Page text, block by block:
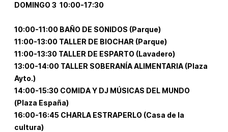
DOMINGO 3 10:00-17:30
10:00-11:00 BAÑO DE SONIDOS (Parque)
11:00-13:00 TALLER DE BIOCHAR (Parque)
11:00-13:30 TALLER DE ESPARTO (Lavadero)
13:00-14:00 TALLER SOBERANÍA ALIMENTARIA (Plaza
Ayto.)
14:00-15:30 COMIDA Y DJ MÚSICAS DEL MUNDO
(Plaza España)
16:00-16:45 CHARLA ESTRAPERLO (Casa de la
cultura)